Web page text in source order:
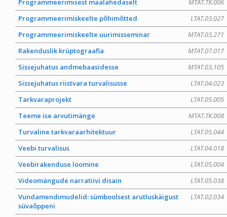
MTAT.TK.006
Programmeerimisest maalähedaselt
LTAT.03.027
Programmeerimiskeelte põhimõtted
MTAT.03.271
Programmeerimiskeelte uurimisseminar
MTAT.07.017
Rakenduslik krüptograafia
MTAT.03.105
Sissejuhatus andmebaasidesse
LTAT.04.023
Sissejuhatus riistvara turvalisusse
LTAT.05.005
Tarkvaraprojekt
MTAT.TK.008
Teeme ise arvutimänge
LTAT.05.044
Turvaline tarkvaraarhitektuur
LTAT.04.018
Veebi turvalisus
LTAT.05.004
Veebirakenduse loomine
LTAT.05.038
Videomängude narratiivi disain
LTAT.02.034
Vundamendimudelid: sümboolsest arutluskäigust
süvaõppeni